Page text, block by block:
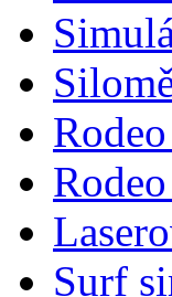
Surf